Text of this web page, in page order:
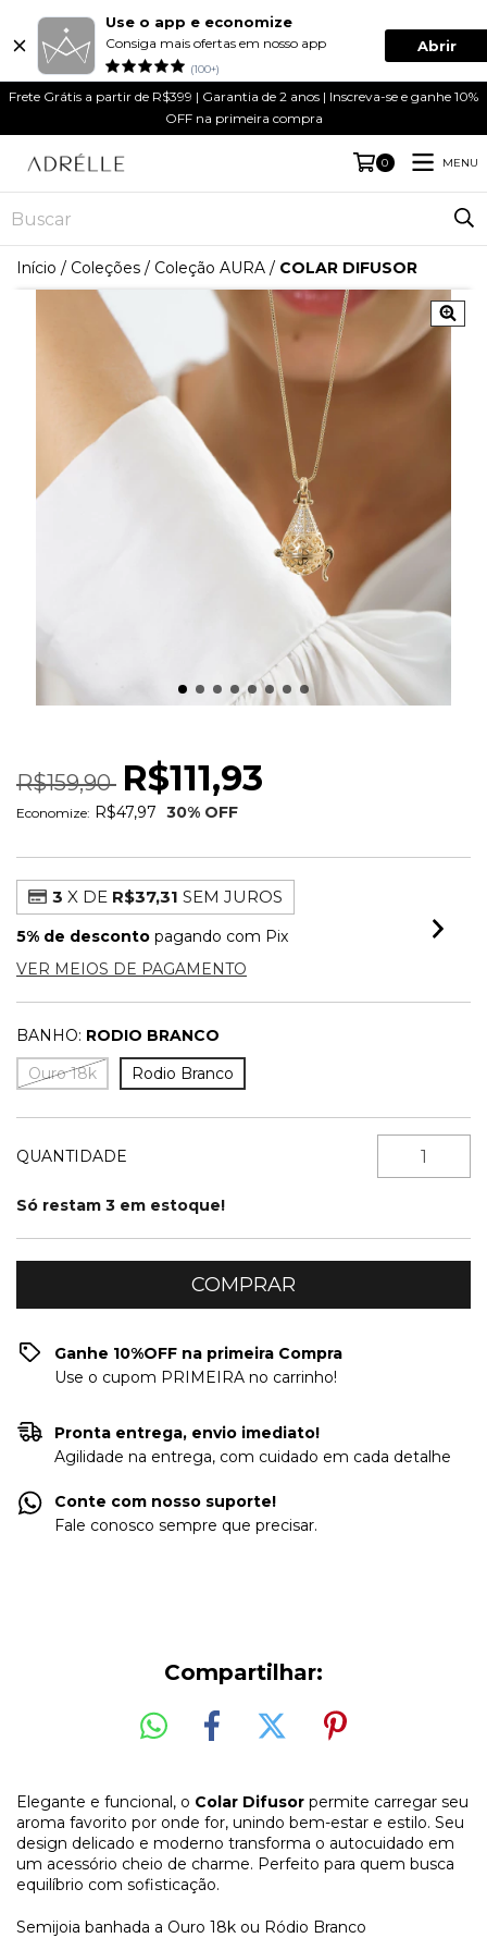
Use o app e economize
Consiga mais ofertas em nosso app
(100+)
Abrir
Frete Grátis a partir de R$399 | Garantia de 2 anos | Inscreva-se e ganhe 10%
OFF na primeira compra
0 MENU
Início / Coleções / Coleção AURA / COLAR DIFUSOR
R$159,90 R$111,93
Economize: R$47,97 30% OFF
3 X DE R$37,31 SEM JUROS
5% de desconto pagando com Pix
VER MEIOS DE PAGAMENTO
BANHO: RODIO BRANCO
Ouro 18k
Rodio Branco
QUANTIDADE
Só restam 3 em estoque!
Ganhe 10%OFF na primeira Compra
Use o cupom PRIMEIRA no carrinho!
Pronta entrega, envio imediato!
Agilidade na entrega, com cuidado em cada detalhe
Conte com nosso suporte!
Fale conosco sempre que precisar.
Compartilhar:
Elegante e funcional, o Colar Difusor permite carregar seu
aroma favorito por onde for, unindo bem-estar e estilo. Seu
design delicado e moderno transforma o autocuidado em
um acessório cheio de charme. Perfeito para quem busca
equilíbrio com sofisticação.
Semijoia banhada a Ouro 18k ou Ródio Branco